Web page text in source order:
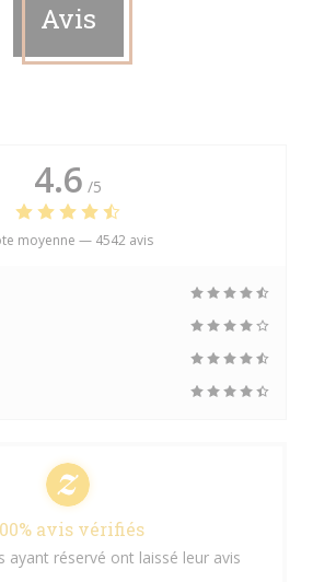
Avis
4.6 /5
moyenne — 4542 avis
avis vérifiés
ayant réservé ont laissé leur avis